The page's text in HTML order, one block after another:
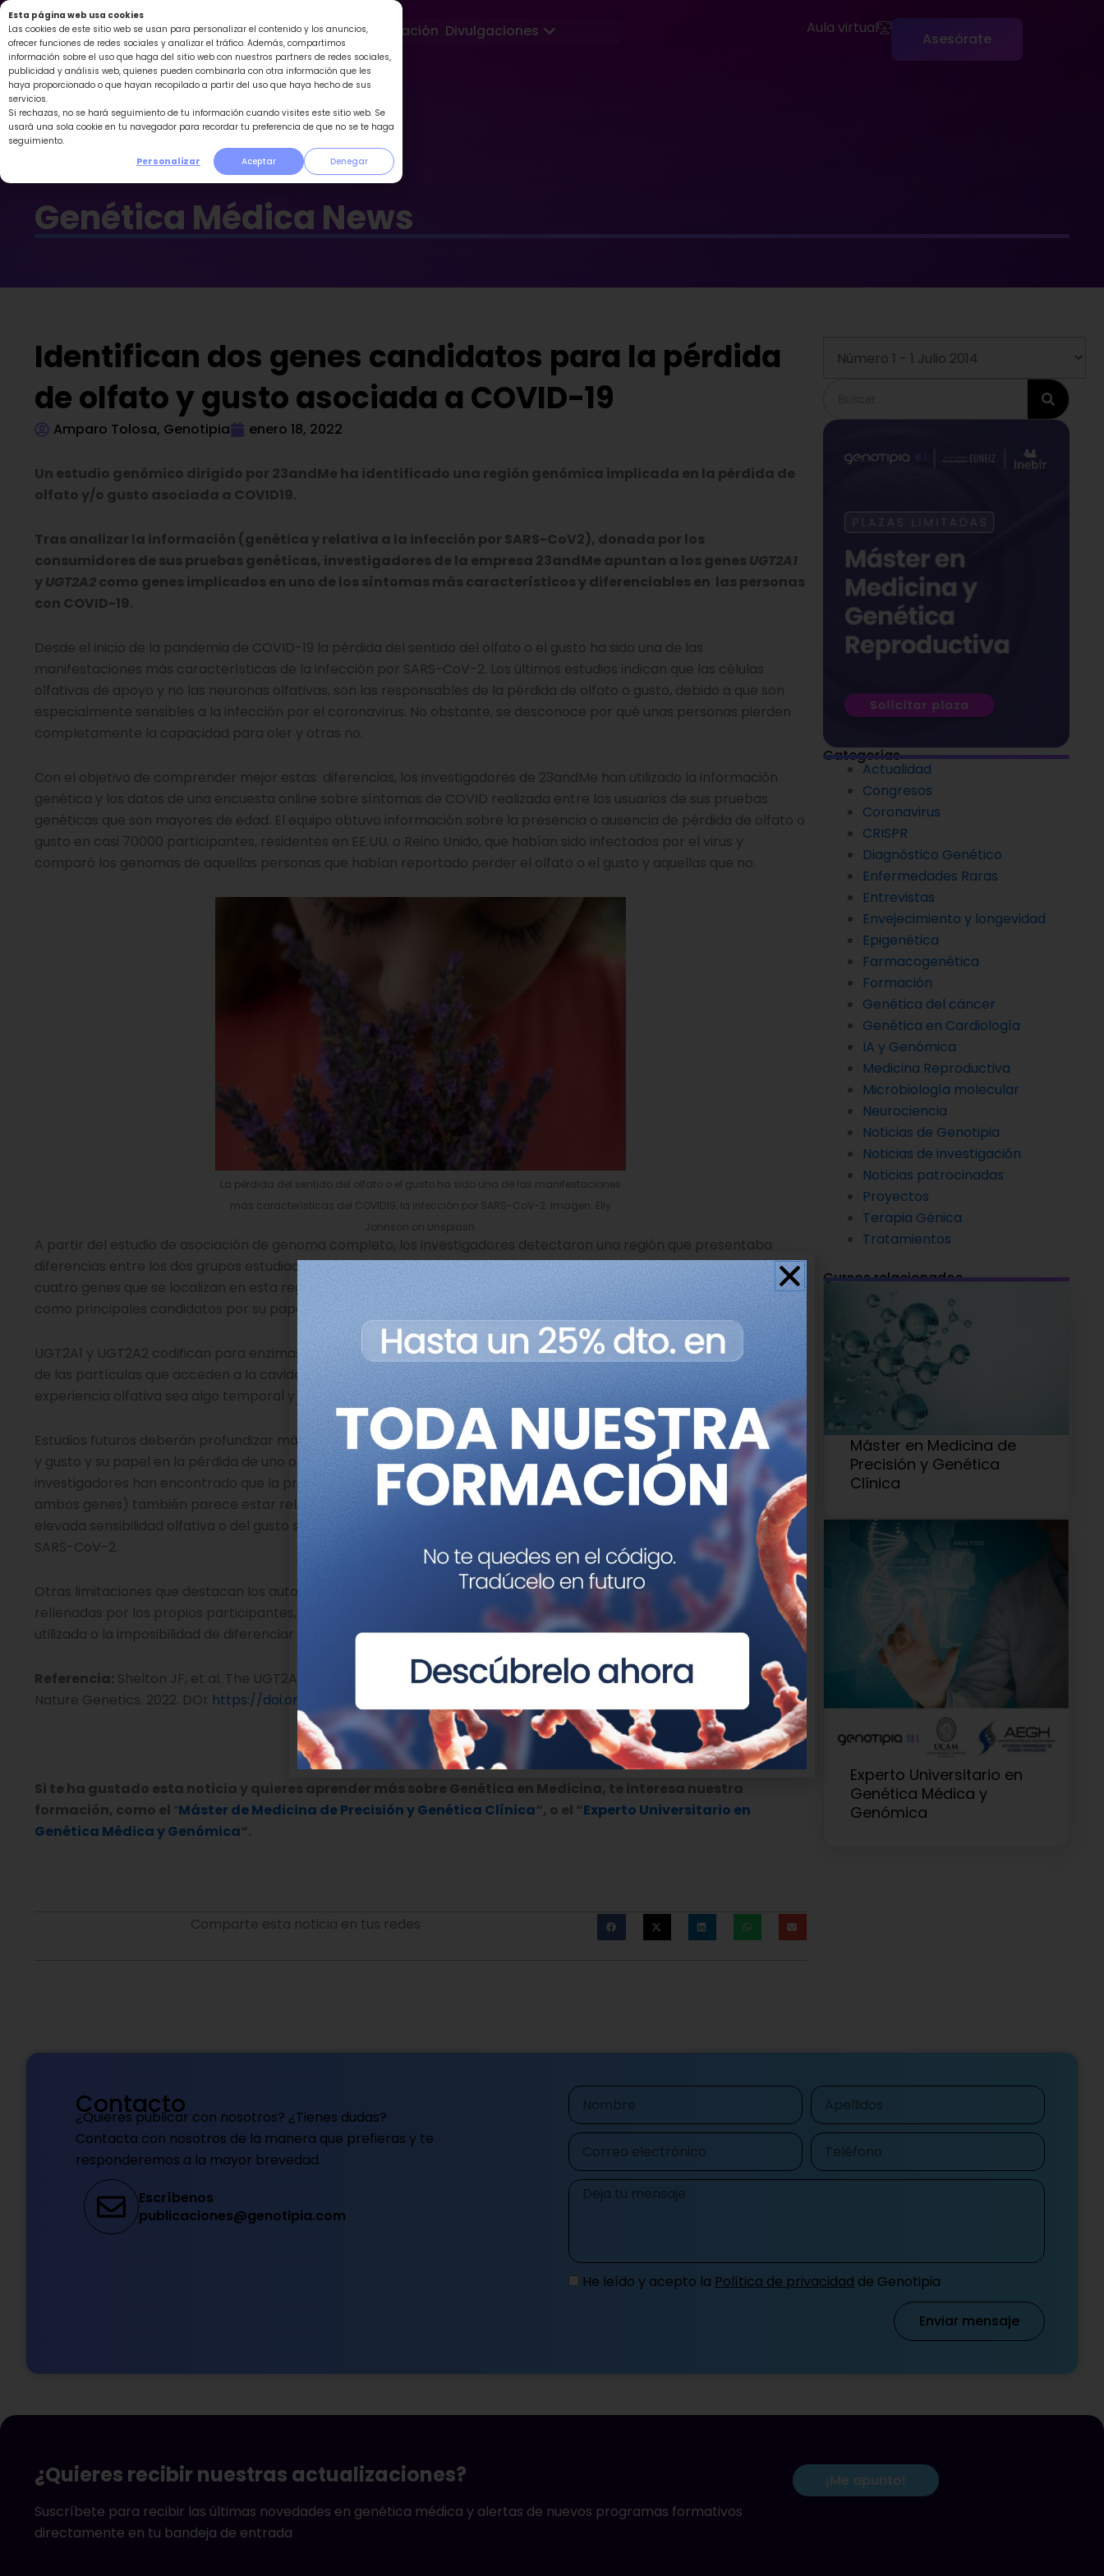
Esta página web usa cookies
Las cookies de este sitio web se usan para personalizar el contenido y los anuncios,
ofrecer funciones de redes sociales y analizar el tráfico. Además, compartimos
información sobre el uso que haga del sitio web con nuestros partners de redes sociales,
publicidad y análisis web, quienes pueden combinarla con otra información que les
haya proporcionado o que hayan recopilado a partir del uso que haya hecho de sus
servicios.
Si rechazas, no se hará seguimiento de tu información cuando visites este sitio web. Se
usará una sola cookie en tu navegador para recordar tu preferencia de que no se te haga
seguimiento.
Personalizar
Aceptar Denegar
Ir
al
contenido
Formación Divulgaciones Abrir Divulgaciones Aula virtual
Asesórate
Genética Médica News
Identifican dos genes candidatos para la pérdida
de olfato y gusto asociada a COVID-19
Amparo Tolosa, Genotipia enero 18, 2022
Un estudio genómico dirigido por 23andMe ha identificado una región genómica implicada en la pérdida de
olfato y/o gusto asociada a COVID19.
Tras analizar la información (genética y relativa a la infección por SARS-CoV2), donada por los
consumidores de sus pruebas genéticas, investigadores de la empresa 23andMe apuntan a los genes UGT2A1
yUGT2A2como genes implicados en uno de los síntomas más característicos y diferenciables en las personas
con COVID-19.
Desde el inicio de la pandemia de COVID-19 la pérdida del sentido del olfato o el gusto ha sido una de las
manifestaciones más características de la infección por SARS-CoV-2. Los últimos estudios indican que las células
olfativas de apoyo y no las neuronas olfativas, son las responsables de la pérdida de olfato o gusto, debido a que son
especialmente sensibles a la infección por el coronavirus. No obstante, se desconoce por qué unas personas pierden
completamente la capacidad para oler y otras no.
Con el objetivo de comprender mejor estas diferencias, los investigadores de 23andMe han utilizado la información
genética y los datos de una encuesta online sobre síntomas de COVID realizada entre los usuarios de sus pruebas
genéticas que son mayores de edad. El equipo obtuvo información sobre la presencia o ausencia de pérdida de olfato o
gusto en casi 70000 participantes, residentes en EE.UU. o Reino Unido, que habían sido infectados por el virus y
comparó los genomas de aquellas personas que habían reportado perder el olfato o el gusto y aquellas que no.
La pérdida del sentido del olfato o el gusto ha sido una de las manifestaciones
más características del COVID19, la infección por SARS-CoV-2. Imagen: Elly
Johnson on Unsplash.
A partir del estudio de asociación de genoma completo, los investigadores detectaron una región que presentaba
diferencias entre los dos grupos estudiados. Un fragmento de 150 kilobases localizado en el cromosoma 4. De los
cuatro genes que se localizan en esta región,
, el equipo señala a los dos primeros
como principales candidatos por su papel en la pérdida del olfato.
UGT2A1 y UGT2A2 codifican para enzimas que se expresan en el epitelio olfativo y están relacionadas con la eliminación
de las partículas que acceden a la cavidad nasal y se unen a los receptores olfativos, un proceso necesario para la
experiencia olfativa sea algo temporal y dejemos de oler una sustancia cuando ya no está presente.
Estudios futuros deberán profundizar más en cómo intervienen exactamente las variantes de estos genes en el olfato
y gusto y su papel en la pérdida de uno o ambos sentidos en los pacientes con COVID19. De momento, los
investigadores han encontrado que la principal variante identificada en el estudio (localizada en una zona común a
ambos genes) también parece estar relacionada con el olfato en general, lo que podría indicar que las personas con
elevada sensibilidad olfativa o del gusto sean más susceptibles a la pérdida de estos sentidos durante la infección por
SARS-CoV-2.
Otras limitaciones que destacan los autores del trabajo son el hecho de que los resultados dependen de encuestas
rellenadas por los propios participantes, el no haber podido replicar los resultados en una población diferente a la
utilizada o la imposibilidad de diferenciar entre resultados relativos al olfato y al gusto.
Referencia: Shelton JF, et al. The UGT2A1/UGT2A2 locus is associated with COVID-19-related loss of smell or taste.
Nature Genetics. 2022. DOI: https://doi.org/10.1038/s41588-021-00986-w
Si te ha gustado esta noticia y quieres aprender más sobre Genética en Medicina, te interesa nuestra
formación, como el “Máster de Medicina de Precisión y Genética Clínica“, o el “Experto Universitario en
Genética Médica y Genómica“.
Comparte esta noticia en tus redes
Categorías
Actualidad
Congresos
Coronavirus
CRISPR
Diagnóstico Genético
Enfermedades Raras
Entrevistas
Envejecimiento y longevidad
Epigenética
Farmacogenética
Formación
Genética del cáncer
Genética en Cardiología
IA y Genómica
Medicina Reproductiva
Microbiología molecular
Neurociencia
Noticias de Genotipia
Noticias de investigación
Noticias patrocinadas
Proyectos
Terapia Génica
Tratamientos
Cursos relacionados
Máster en Medicina de
Precisión y Genética
Clínica
Experto Universitario en
Genética Médica y
Genómica
Contacto
¿Quieres publicar con nosotros? ¿Tienes dudas?
Contacta con nosotros de la manera que prefieras y te
responderemos a la mayor brevedad.
Escríbenos
publicaciones@genotipia.com
Nombre Apellidos
Correo
electrónico
Teléfono
Mensaje
He leído y acepto la Política de privacidad de Genotipia
Enviar mensaje
¿Quieres recibir nuestras actualizaciones?
Suscríbete para recibir las últimas novedades en genética médica y alertas de nuevos programas formativos
directamente en tu bandeja de entrada
¡Me apunto!